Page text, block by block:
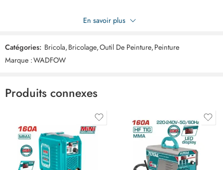
Soyez le premier à donner votre avis sur “WADFOW rouleau
peinture polyester 230mm WCB1909”
Commentaires
Il n'y a pas encore de critiques.
En savoir plus
Catégories: Bricola,Bricolage,Outil De Peinture,Peinture
Marque :WADFOW
Produits connexes